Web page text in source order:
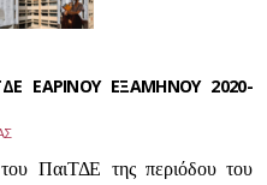
ΕΑΡΙΝΟΥ ΕΞΑΜΗΝΟΥ 2020-
ΠαιΤΔΕ της περιόδου του